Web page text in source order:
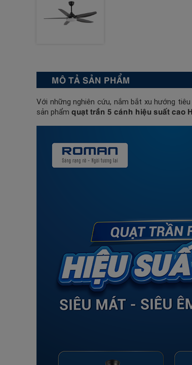
MÔ TẢ SẢN PHẨM
Với những nghiên cứu, nắm bắt xu hướng
sản phẩm quạt trần 5 cánh hiệu suất cao